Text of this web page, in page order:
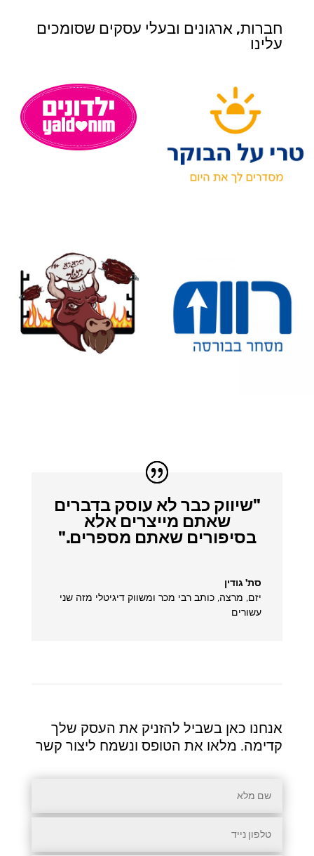
חברות, ארגונים ובעלי עסקים שסומכים
עלינו
"שיווק כבר לא עוסק בדברים
שאתם מייצרים אלא
בסיפורים שאתם מספרים."
סת' גודין
יזם, מרצה, כותב רבי מכר ומשווק דיגיטלי מזה שני
עשורים
אנחנו כאן בשביל להזניק את העסק שלך
קדימה. מלאו את הטופס ונשמח ליצור קשר